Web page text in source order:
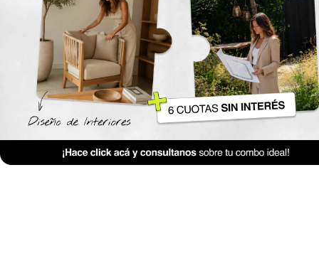
Anterior Clase
Clase 13
Materiales